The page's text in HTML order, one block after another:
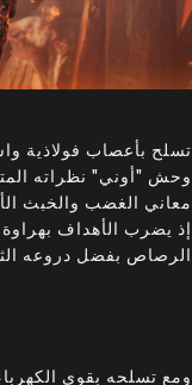
تسلح بأعصاب فولاذية
وحش "أوني" نظراته
معاني الغضب والخبث
إذ يضرب الأهداف
الرصاص بفضل دروعه
ومع تسلحه بقوى